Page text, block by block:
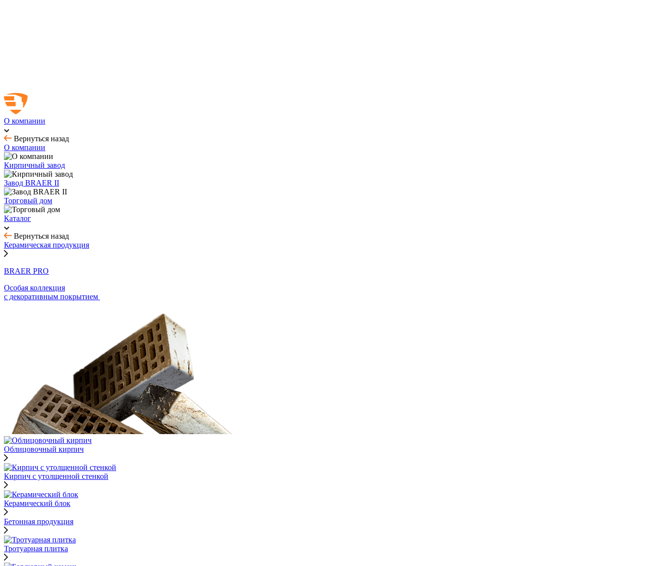
О компании
Вернуться назад
О компании
Кирпичный завод
Завод BRAER II
Торговый дом
Каталог
Вернуться назад
Керамическая продукция
BRAER PRO
Особая коллекция
с декоративным покрытием
Облицовочный кирпич
Кирпич с утолщенной стенкой
Керамический блок
Бетонная продукция
Тротуарная плитка